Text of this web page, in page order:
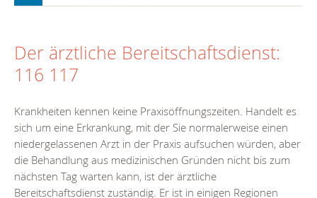
Der ärztliche Bereitschaftsdienst:
116 117
Krankheiten kennen keine Praxisöffnungszeiten. Handelt es
sich um eine Erkrankung, mit der Sie normalerweise einen
niedergelassenen Arzt in der Praxis aufsuchen würden, aber
die Behandlung aus medizinischen Gründen nicht bis zum
nächsten Tag warten kann, ist der ärztliche
Bereitschaftsdienst zuständig. Er ist in einigen Regionen